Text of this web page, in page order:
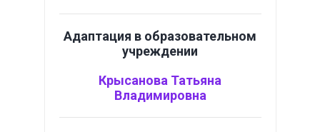
Адаптация в образовательном
учреждении
Крысанова Татьяна
Владимировна